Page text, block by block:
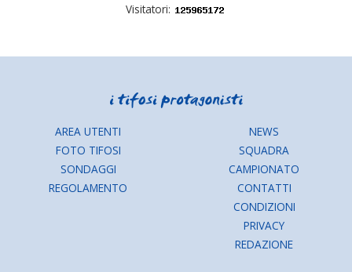
Visitatori:
AREA UTENTI
FOTO TIFOSI
SONDAGGI
REGOLAMENTO
NEWS
SQUADRA
CAMPIONATO
CONTATTI
CONDIZIONI
PRIVACY
REDAZIONE